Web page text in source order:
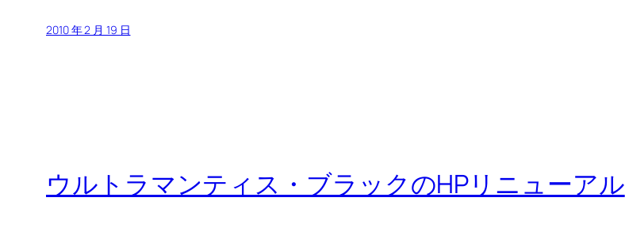
2010 年 2 月 19 日
ウルトラマンティス・ブラックのHPリニューアル